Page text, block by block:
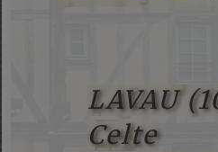
LAVAU
Celte